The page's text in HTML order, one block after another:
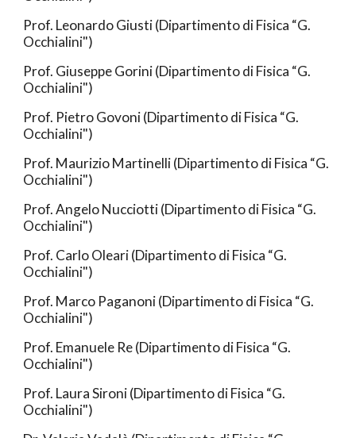
Prof. Leonardo Giusti (Dipartimento di Fisica “G.
Occhialini")
Prof. Giuseppe Gorini(Dipartimento di Fisica “G.
Occhialini")
Prof. Pietro Govoni (Dipartimento di Fisica “G.
Occhialini")
Prof. Maurizio Martinelli (Dipartimento di Fisica “G.
Occhialini")
Prof. Angelo Nucciotti (Dipartimento di Fisica “G.
Occhialini")
Prof. Carlo Oleari (Dipartimento di Fisica “G.
Occhialini")
Prof. Marco Paganoni (Dipartimento di Fisica “G.
Occhialini")
Prof. Emanuele Re(Dipartimento di Fisica “G.
Occhialini")
Prof. Laura Sironi (Dipartimento di Fisica “G.
Occhialini")